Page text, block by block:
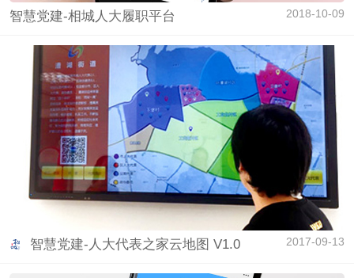
智慧党建-相城人大履职平台 2018-10-09
智慧党建-人大代表之家云地图 V1.0 2017-09-13